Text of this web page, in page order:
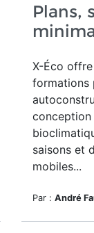
Plans,
X-Éco
formations
conception
saisons et
mobiles...
Par : André